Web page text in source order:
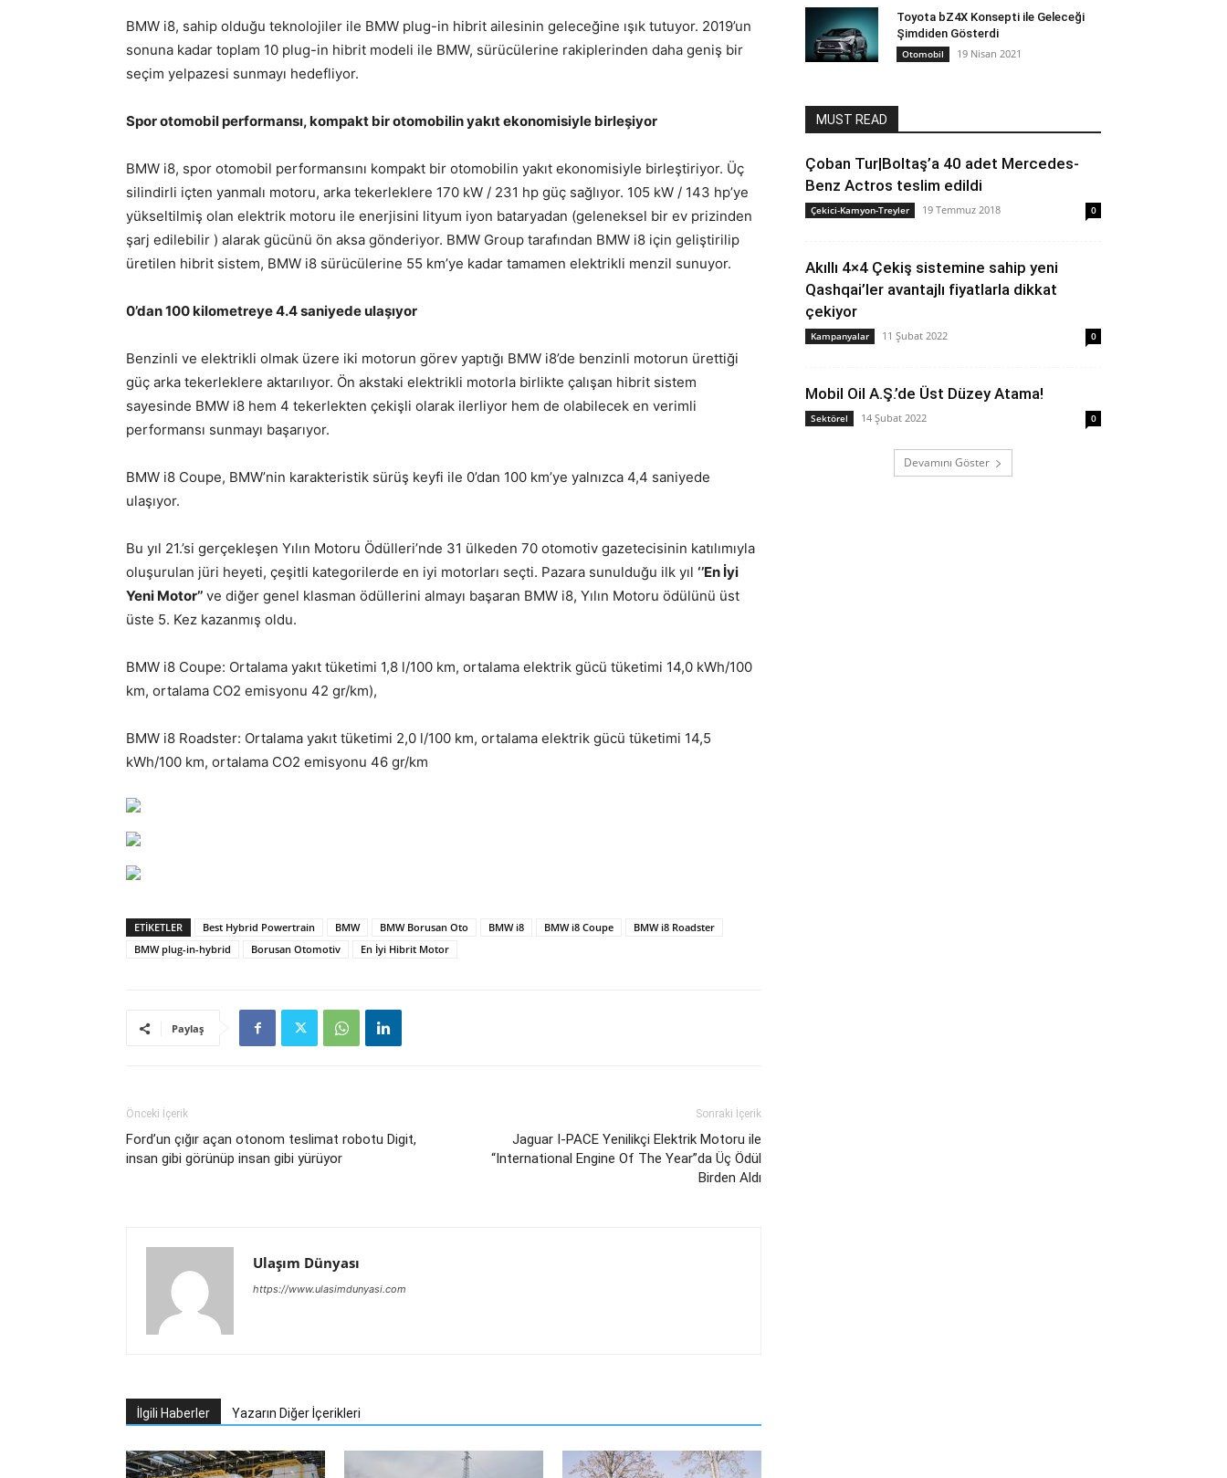
BMW i8, sahip olduğu teknolojiler ile BMW plug-in hibrit ailesinin geleceğine ışık tutuyor. 2019’un
sonuna kadar toplam 10 plug-in hibrit modeli ile BMW, sürücülerine rakiplerinden daha geniş bir
seçim yelpazesi sunmayı hedefliyor.
Spor otomobil performansı, kompakt bir otomobilin yakıt ekonomisiyle birleşiyor
BMW i8, spor otomobil performansını kompakt bir otomobilin yakıt ekonomisiyle birleştiriyor. Üç
silindirli içten yanmalı motoru, arka tekerleklere 170 kW / 231 hp güç sağlıyor. 105 kW / 143 hp’ye
yükseltilmiş olan elektrik motoru ile enerjisini lityum iyon bataryadan (geleneksel bir ev prizinden
şarj edilebilir ) alarak gücünü ön aksa gönderiyor. BMW Group tarafından BMW i8 için geliştirilip
üretilen hibrit sistem, BMW i8 sürücülerine 55 km’ye kadar tamamen elektrikli menzil sunuyor.
0’dan 100 kilometreye 4.4 saniyede ulaşıyor
Benzinli ve elektrikli olmak üzere iki motorun görev yaptığı BMW i8’de benzinli motorun ürettiği
güç arka tekerleklere aktarılıyor. Ön akstaki elektrikli motorla birlikte çalışan hibrit sistem
sayesinde BMW i8 hem 4 tekerlekten çekişli olarak ilerliyor hem de olabilecek en verimli
performansı sunmayı başarıyor.
BMW i8 Coupe, BMW’nin karakteristik sürüş keyfi ile 0’dan 100 km’ye yalnızca 4,4 saniyede
ulaşıyor.
Bu yıl 21.’si gerçekleşen Yılın Motoru Ödülleri’nde 31 ülkeden 70 otomotiv gazetecisinin katılımıyla
oluşurulan jüri heyeti, çeşitli kategorilerde en iyi motorları seçti. Pazara sunulduğu ilk yıl ‘’En İyi
Yeni Motor’’ ve diğer genel klasman ödüllerini almayı başaran BMW i8, Yılın Motoru ödülünü üst
üste 5. Kez kazanmış oldu.
BMW i8 Coupe: Ortalama yakıt tüketimi 1,8 l/100 km, ortalama elektrik gücü tüketimi 14,0 kWh/100
km, ortalama CO2 emisyonu 42 gr/km),
BMW i8 Roadster: Ortalama yakıt tüketimi 2,0 l/100 km, ortalama elektrik gücü tüketimi 14,5
kWh/100 km, ortalama CO2 emisyonu 46 gr/km
ETIKETLER Best Hybrid Powertrain BMW BMW Borusan Oto BMW i8 BMW i8 Coupe
BMW i8 Roadster
BMW plug-in-hybrid
Borusan Otomotiv En İyi Hibrit Motor
Paylaş
Önceki İçerik
Ford’un çığır açan otonom teslimat robotu Digit,
insan gibi görünüp insan gibi yürüyor
Sonraki İçerik
Jaguar I-PACE Yenilikçi Elektrik Motoru ile
“International Engine Of The Year”da Üç Ödül
Birden Aldı
Ulaşım Dünyası
https://www.ulasimdunyasi.com
İlgili Haberler Yazarın Diğer İçerikleri
Toyota bZ4X Konsepti ile Geleceği
Şimdiden Gösterdi
Otomobil 19 Nisan 2021
MUST READ
Çoban Tur|Boltaş’a 40 adet Mercedes-
Benz Actros teslim edildi
Çekici-Kamyon-Treyler 19 Temmuz 2018 0
Akıllı 4×4 Çekiş sistemine sahip yeni
Qashqai’ler avantajlı fiyatlarla dikkat
çekiyor
Kampanyalar 11 Şubat 2022 0
Mobil Oil A.Ş.’de Üst Düzey Atama!
Sektörel 14 Şubat 2022 0
Devamını Göster